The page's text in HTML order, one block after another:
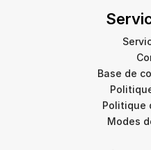
Base de
Politique
Modes